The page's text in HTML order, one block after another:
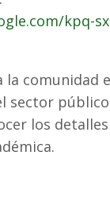
kpq-
la comunidad
sector
los